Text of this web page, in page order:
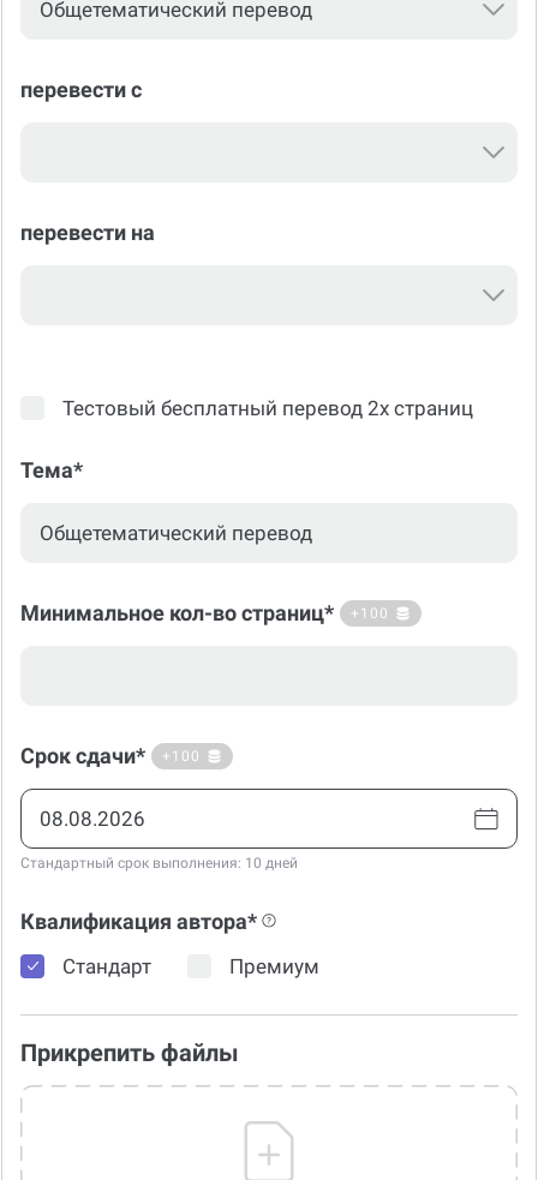
перевести с
перевести на
Тестовый бесплатный перевод 2х страниц
Тема*
Минимальное кол-во страниц* +100
Срок сдачи* +100
Стандартный срок выполнения: 10 дней
Квалификация автора*
Стандарт Премиум
Прикрепить файлы